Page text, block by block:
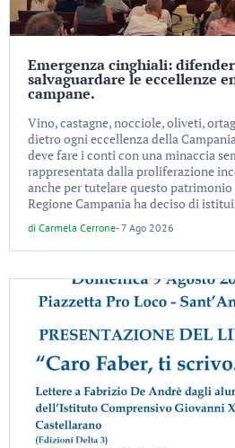
Emergenza cinghiali:
salvaguardare le eccellenze
campane.
Vino, castagne, nocciole, oliveti,
dietro ogni eccellenza della
deve fare i conti con una minaccia
rappresentata dalla proliferazione
anche per tutelare questo
Regione Campania ha deciso di
di Carmela Cerrone-7 Ago 2026